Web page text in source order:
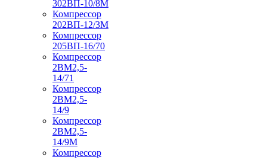
302ВП-10/8М
Компрессор
202ВП-12/3М
Компрессор
205ВП-16/70
Компрессор
2ВМ2,5-
14/71
Компрессор
2ВМ2,5-
14/9
Компрессор
2ВМ2,5-
14/9М
Компрессор